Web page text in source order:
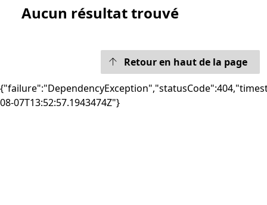
Aucun résultat trouvé
Retour en haut de la page
08-07T13:52:57.1943474Z"}